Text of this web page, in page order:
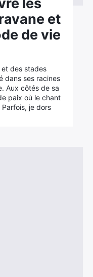
et
de vie
des stades
dans ses racines
Aux côtés de sa
paix où le chant
je dors